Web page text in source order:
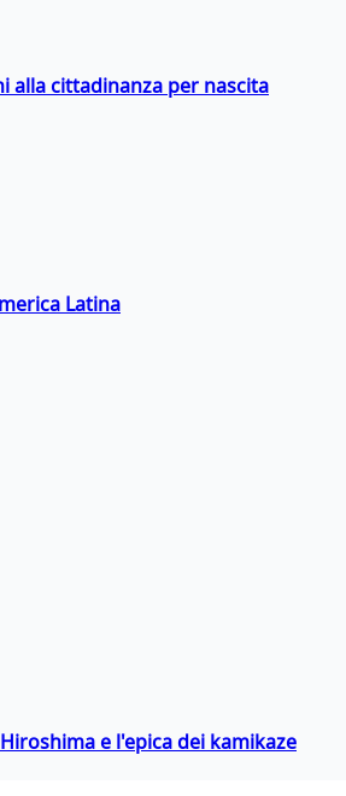
alla cittadinanza per nascita
Latina
e l'epica dei kamikaze